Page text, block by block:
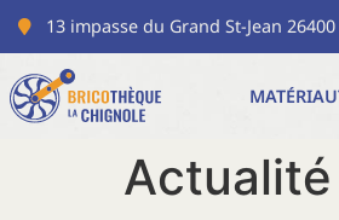
13 impasse du Grand St-Jean 26400
Actualité